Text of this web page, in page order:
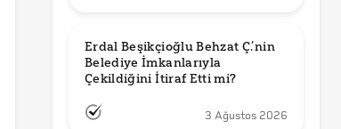
Erdal Beşikçioğlu Behzat Ç.’nin
Belediye İmkanlarıyla
3 Ağustos 2026